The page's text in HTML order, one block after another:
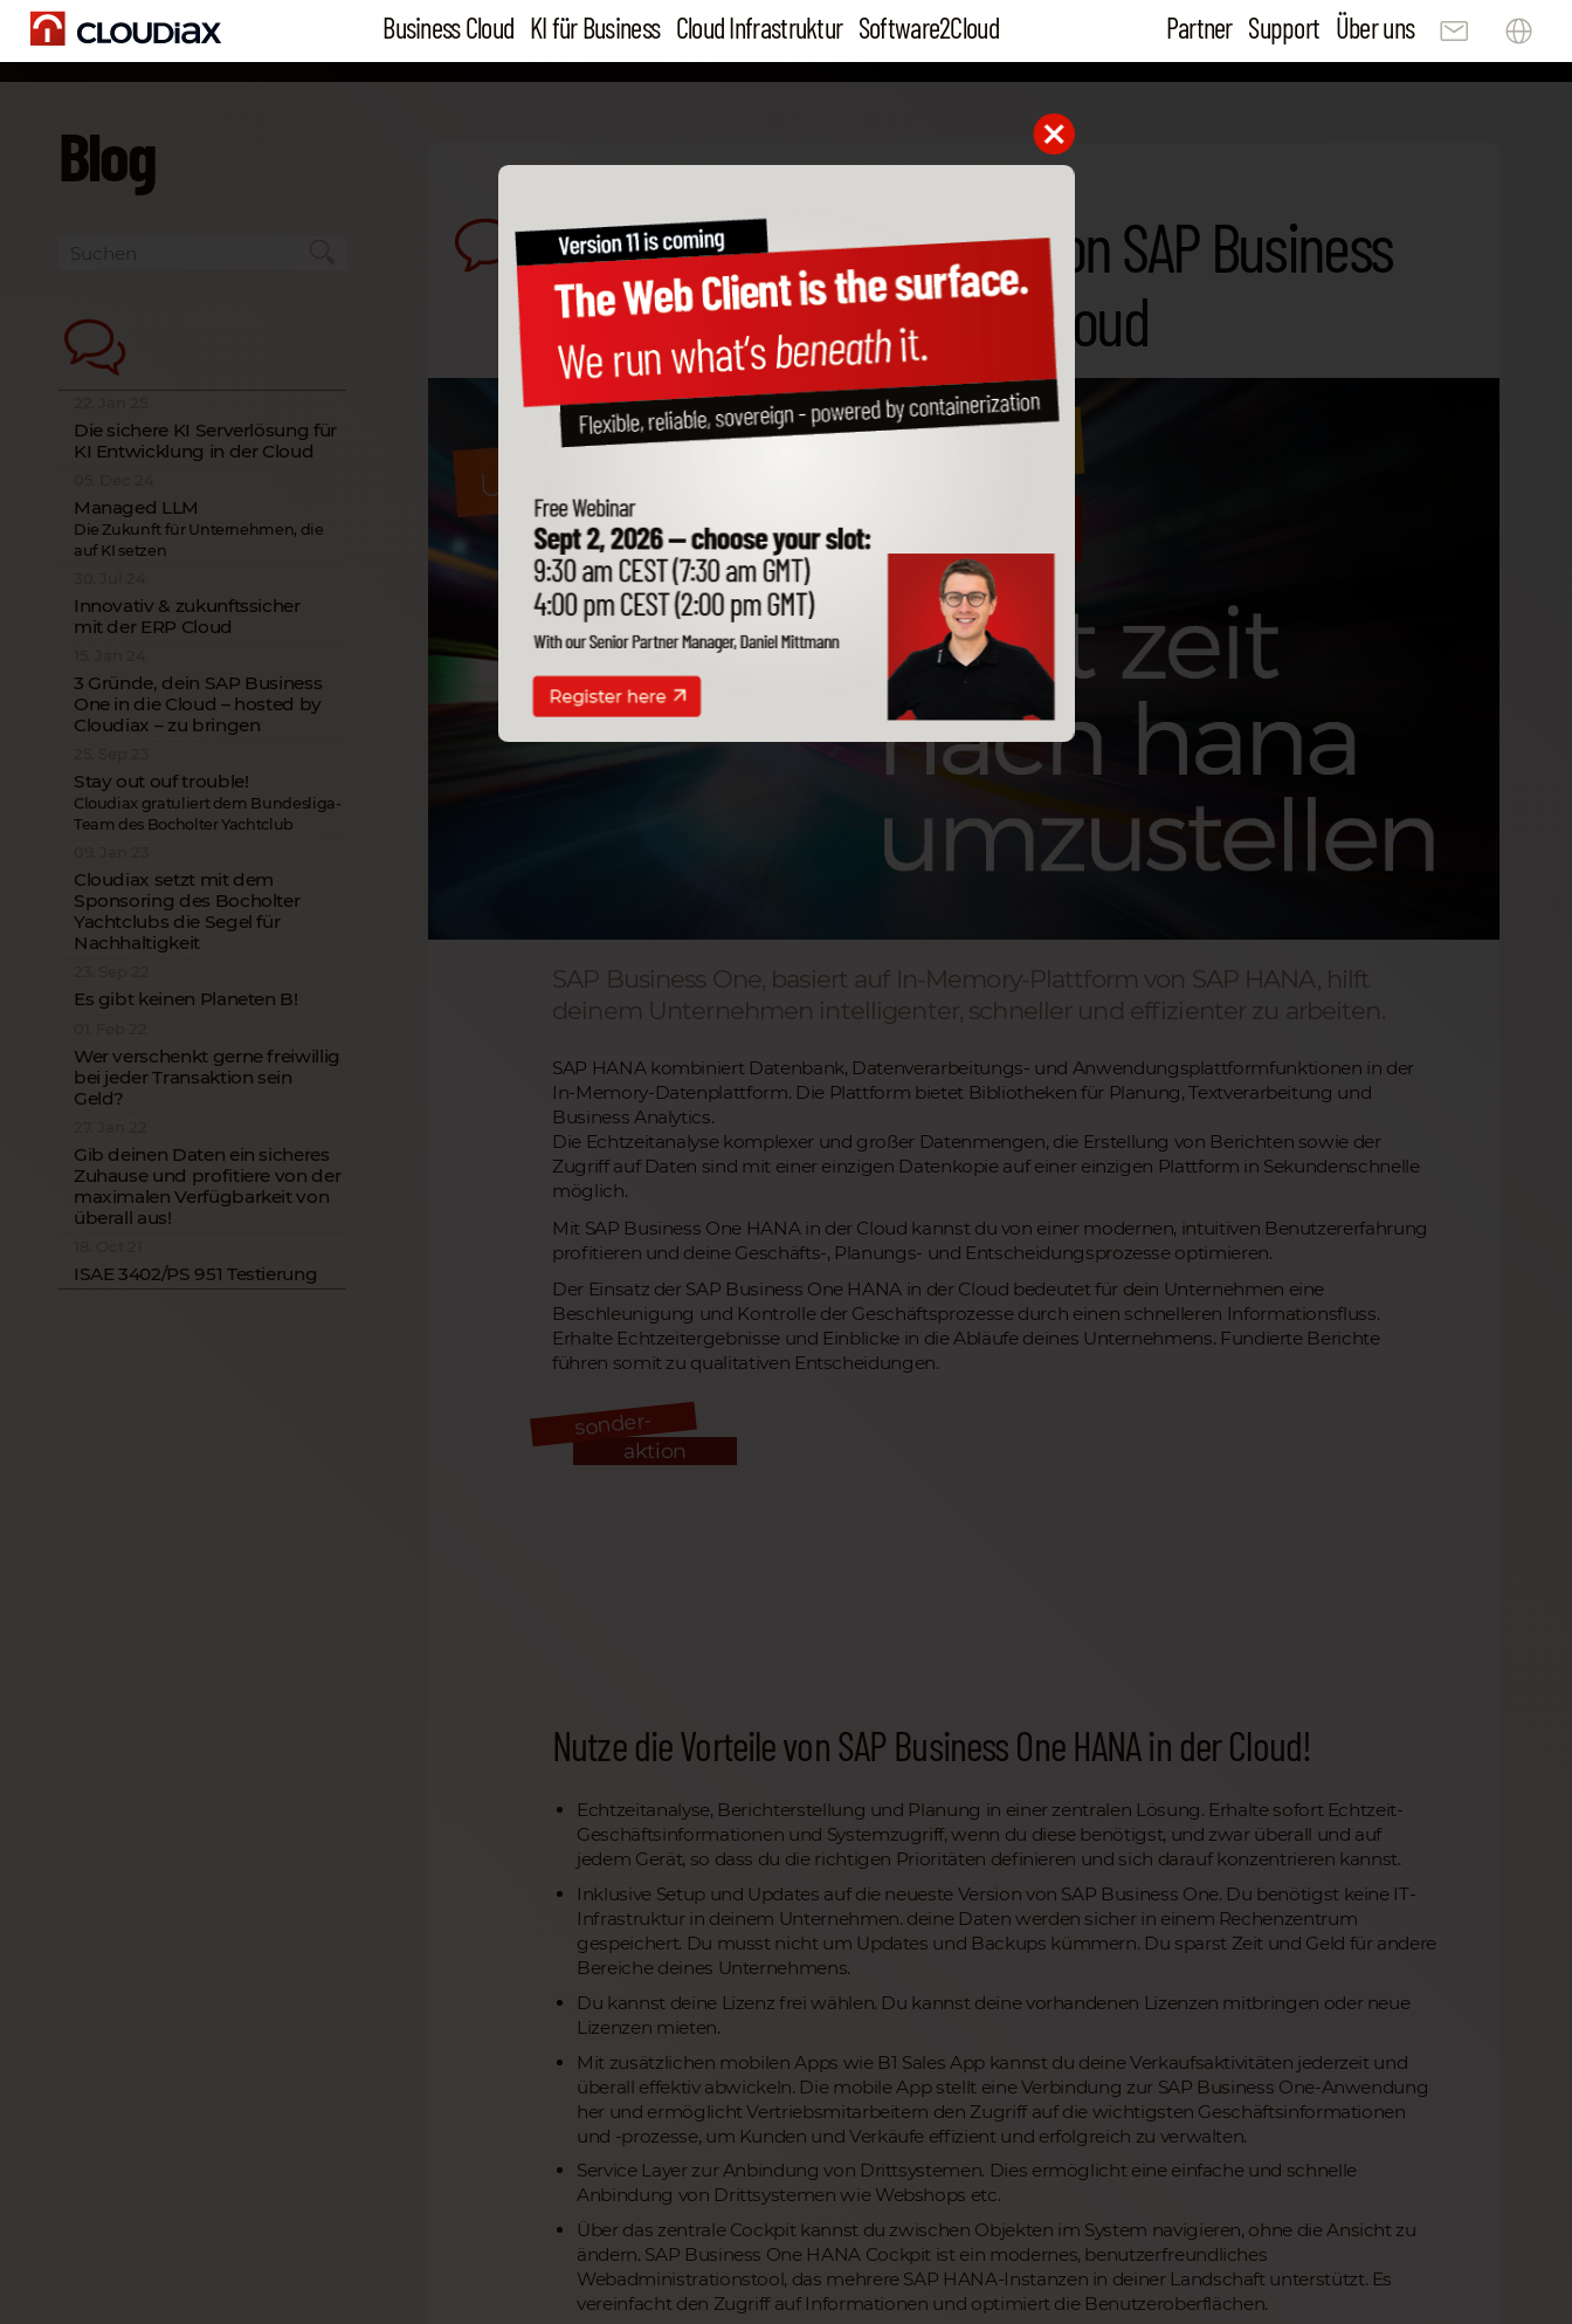
Business Cloud KI für Business Cloud Infrastruktur Software2Cloud Partner Support Über uns
Blog
Die sichere KI Serverlösung für
KI Entwicklung in der Cloud
Managed LLM
Die Zukunft für Unternehmen, die
auf KI setzen
Innovativ & zukunftssicher
mit der ERP Cloud
3 Gründe, dein SAP Business
One in die Cloud – hosted by
Cloudiax – zu bringen
Stay out ouf trouble!
Cloudiax gratuliert dem Bundesliga-
Team des Bocholter Yachtclub
Cloudiax setzt mit dem
Sponsoring des Bocholter
Yachtclubs die Segel für
Nachhaltigkeit
Es gibt keinen Planeten B!
Wer verschenkt gerne freiwillig
bei jeder Transaktion sein
Geld?
Gib deinen Daten ein sicheres
Zuhause und profitiere von der
maximalen Verfügbarkeit von
überall aus!
ISAE 3402/PS 951 Testierung
Vorteile der Umstellung von SAP Business
One SQL zu HANA in der Cloud
SAP Business One, basiert auf In-Memory-Plattform von SAP HANA, hilft
deinem Unternehmen intelligenter, schneller und effizienter zu arbeiten.
SAP HANA kombiniert Datenbank, Datenverarbeitungs- und Anwendungsplattformfunktionen in der
In-Memory-Datenplattform. Die Plattform bietet Bibliotheken für Planung, Textverarbeitung und
Business Analytics.
Die Echtzeitanalyse komplexer und großer Datenmengen, die Erstellung von Berichten sowie der
Zugriff auf Daten sind mit einer einzigen Datenkopie auf einer einzigen Plattform in Sekundenschnelle
möglich.
Mit SAP Business One HANA in der Cloud kannst du von einer modernen, intuitiven Benutzererfahrung
profitieren und deine Geschäfts-, Planungs- und Entscheidungsprozesse optimieren.
Der Einsatz der SAP Business One HANA in der Cloud bedeutet für dein Unternehmen eine
Beschleunigung und Kontrolle der Geschäftsprozesse durch einen schnelleren Informationsfluss.
Erhalte Echtzeitergebnisse und Einblicke in die Abläufe deines Unternehmens. Fundierte Berichte
führen somit zu qualitativen Entscheidungen.
sonder-
aktion
Nutze die Vorteile von SAP Business One HANA in der Cloud!
Echtzeitanalyse, Berichterstellung und Planung in einer zentralen Lösung. Erhalte sofort Echtzeit-
Geschäftsinformationen und Systemzugriff, wenn du diese benötigst, und zwar überall und auf
jedem Gerät, so dass du die richtigen Prioritäten definieren und sich darauf konzentrieren kannst.
Inklusive Setup und Updates auf die neueste Version von SAP Business One. Du benötigst keine IT-
Infrastruktur in deinem Unternehmen. deine Daten werden sicher in einem Rechenzentrum
gespeichert. Du musst nicht um Updates und Backups kümmern. Du sparst Zeit und Geld für andere
Bereiche deines Unternehmens.
Du kannst deine Lizenz frei wählen. Du kannst deine vorhandenen Lizenzen mitbringen oder neue
Lizenzen mieten.
Mit zusätzlichen mobilen Apps wie B1 Sales App kannst du deine Verkaufsaktivitäten jederzeit und
überall effektiv abwickeln. Die mobile App stellt eine Verbindung zur SAP Business One-Anwendung
her und ermöglicht Vertriebsmitarbeitern den Zugriff auf die wichtigsten Geschäftsinformationen
und -prozesse, um Kunden und Verkäufe effizient und erfolgreich zu verwalten.
Service Layer zur Anbindung von Drittsystemen. Dies ermöglicht eine einfache und schnelle
Anbindung von Drittsystemen wie Webshops etc.
Über das zentrale Cockpit kannst du zwischen Objekten im System navigieren, ohne die Ansicht zu
ändern. SAP Business One HANA Cockpit ist ein modernes, benutzerfreundliches
Webadministrationstool, das mehrere SAP HANA-Instanzen in deiner Landschaft unterstützt. Es
vereinfacht den Zugriff auf Informationen und optimiert die Benutzeroberflächen.